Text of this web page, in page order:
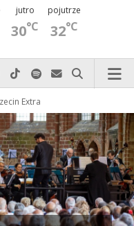
jutro
30°C
pojutrze
32°C
do nas zadzwoń
nas na Facebook-u
nas na X
Odwiedź nas na Instagram-ie
Odwiedź nas na TikTok-u
Szukaj nas na Spotify
Wyślij do nas
Szukaj
Extra